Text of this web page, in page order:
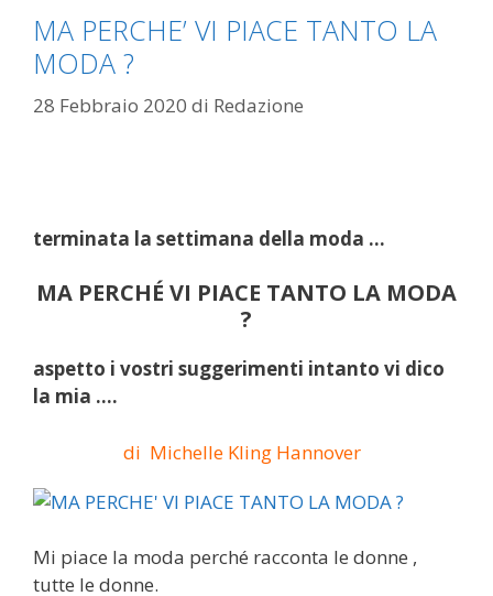
MA PERCHE’ VI PIACE TANTO LA
MODA ?
28 Febbraio 2020 di Redazione
terminata la settimana della moda …
MA PERCHÉ VI PIACE TANTO LA MODA
?
aspetto i vostri suggerimenti intanto vi dico
la mia ….
di Michelle Kling Hannover
Mi piace la moda perché racconta le donne ,
tutte le donne.